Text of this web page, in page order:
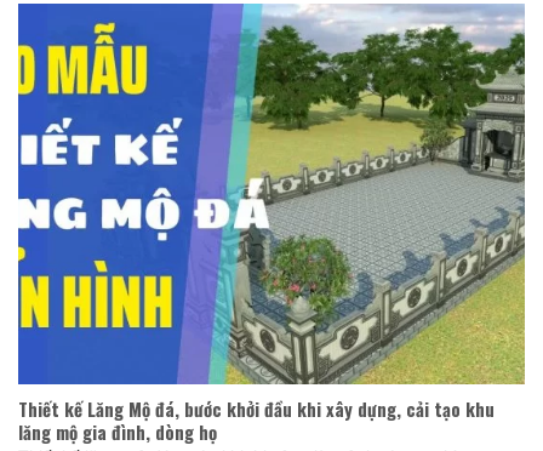
Thiết kế Lăng Mộ đá, bước khởi đầu khi xây dựng, cải tạo khu
lăng mộ gia đình, dòng họ